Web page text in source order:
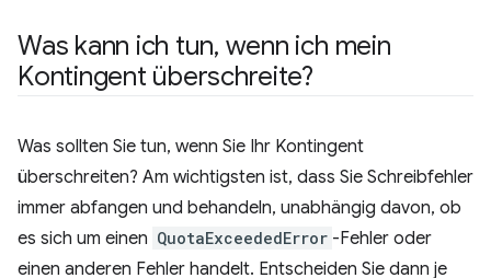
Was kann ich tun, wenn ich mein
Kontingent überschreite?
Was sollten Sie tun, wenn Sie Ihr Kontingent
überschreiten? Am wichtigsten ist, dass Sie Schreibfehler
immer abfangen und behandeln, unabhängig davon, ob
es sich um einen QuotaExceededError -Fehler oder
einen anderen Fehler handelt. Entscheiden Sie dann je